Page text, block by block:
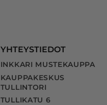
YHTEYSTIEDOT
INKKARI MUSTEKAUPPA
KAUPPAKESKUS
TULLINTORI
TULLIKATU 6